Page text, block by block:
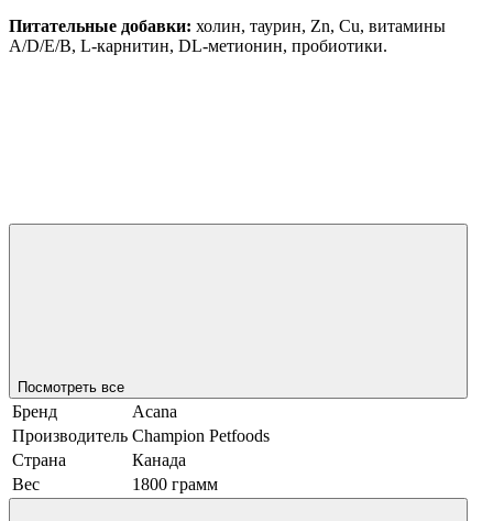
Питательные добавки: холин, таурин, Zn, Cu, витамины
A/D/E/B, L-карнитин, DL-метионин, пробиотики.
Посмотреть все
Бренд
Acana
Производитель Champion Petfoods
Страна
Канада
Вес
1800 грамм